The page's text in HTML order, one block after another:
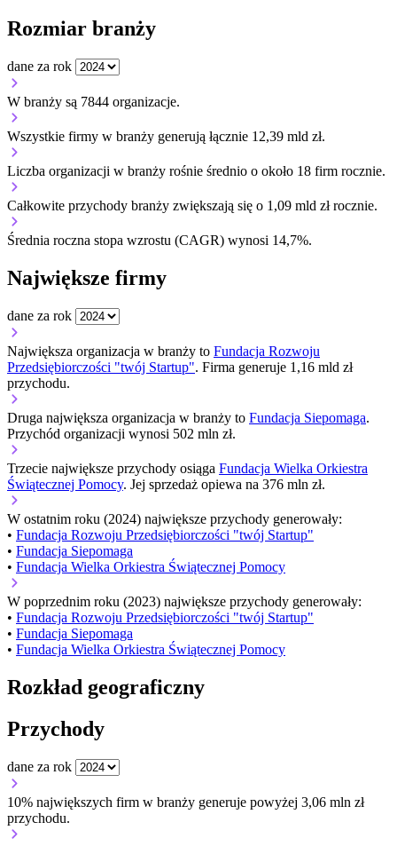
Rozmiar branży
dane za rok
W branży są 7844 organizacje.
Wszystkie firmy w branży generują łącznie 12,39 mld zł.
Liczba organizacji w branży rośnie średnio o około 18 firm rocznie.
Całkowite przychody branży zwiększają się o 1,09 mld zł rocznie.
Średnia roczna stopa wzrostu (CAGR) wynosi 14,7%.
Największe firmy
dane za rok
Największa organizacja w branży to Fundacja Rozwoju
Przedsiębiorczości "twój Startup". Firma generuje 1,16 mld zł
przychodu.
Druga największa organizacja w branży to Fundacja Siepomaga.
Przychód organizacji wynosi 502 mln zł.
Trzecie największe przychody osiąga Fundacja Wielka Orkiestra
Świątecznej Pomocy. Jej sprzedaż opiewa na 376 mln zł.
W ostatnim roku (2024) największe przychody generowały:
• Fundacja Rozwoju Przedsiębiorczości "twój Startup"
• Fundacja Siepomaga
• Fundacja Wielka Orkiestra Świątecznej Pomocy
W poprzednim roku (2023) największe przychody generowały:
• Fundacja Rozwoju Przedsiębiorczości "twój Startup"
• Fundacja Siepomaga
• Fundacja Wielka Orkiestra Świątecznej Pomocy
Rozkład geograficzny
Przychody
dane za rok
10% największych firm w branży generuje powyżej 3,06 mln zł
przychodu.